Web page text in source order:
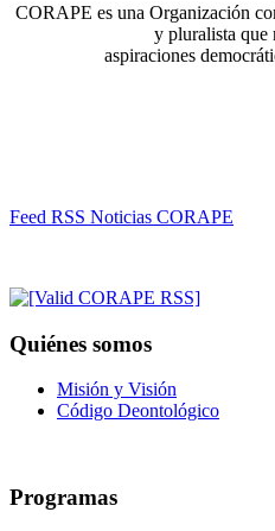
CORAPE es una Organización
y pluralista que
aspiraciones
Feed RSS Noticias CORAPE
Quiénes somos
Misión y Visión
Código Deontológico
Programas